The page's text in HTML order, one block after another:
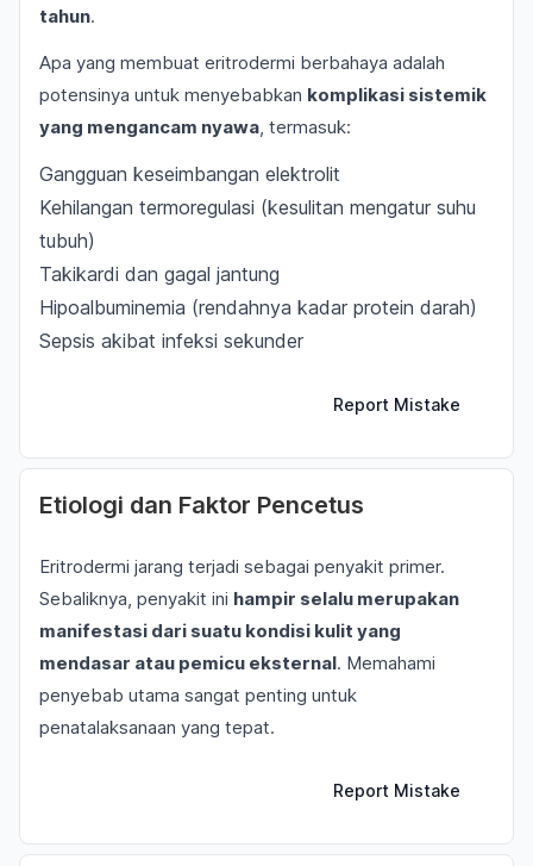
tahun.
Apa yang membuat eritrodermi berbahaya adalah
potensinya untuk menyebabkan komplikasi sistemik
yang mengancam nyawa, termasuk:
Gangguan keseimbangan elektrolit
Kehilangan termoregulasi (kesulitan mengatur suhu
tubuh)
Takikardi dan gagal jantung
Hipoalbuminemia (rendahnya kadar protein darah)
Sepsis akibat infeksi sekunder
Report Mistake
Etiologi dan Faktor Pencetus
Eritrodermi jarang terjadi sebagai penyakit primer.
Sebaliknya, penyakit ini hampir selalu merupakan
manifestasi dari suatu kondisi kulit yang
mendasar atau pemicu eksternal. Memahami
penyebab utama sangat penting untuk
penatalaksanaan yang tepat.
Report Mistake